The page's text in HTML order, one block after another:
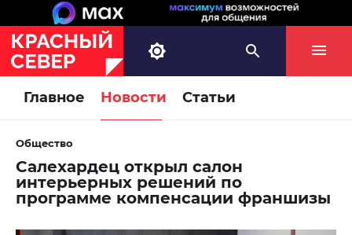
Главное Новости Статьи
Общество
Салехардец открыл салон
интерьерных решений по
программе компенсации франшизы